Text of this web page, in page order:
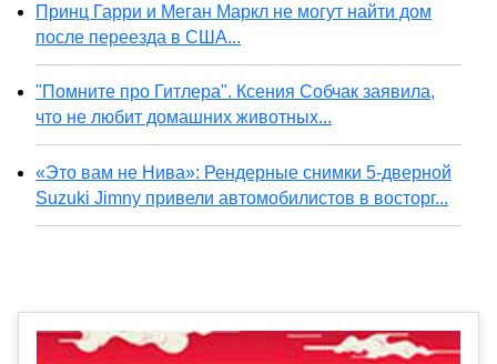
Принц Гарри и Меган Маркл не могут найти дом
после переезда в США...
"Помните про Гитлера". Ксения Собчак заявила,
что не любит домашних животных...
«Это вам не Нива»: Рендерные снимки 5-дверной
Suzuki Jimny привели автомобилистов в восторг...